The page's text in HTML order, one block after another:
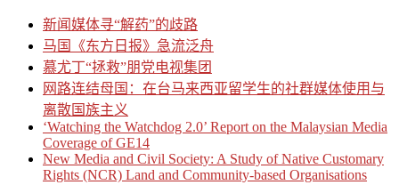
新闻媒体寻“解药”的歧路
马国《东方日报》急流泛舟
慕尤丁“拯救”朋党电视集团
网路连结母国：在台马来西亚留学生的社群媒体使用与
离散国族主义
‘Watching the Watchdog 2.0’ Report on the Malaysian Media
Coverage of GE14
New Media and Civil Society: A Study of Native Customary
Rights (NCR) Land and Community-based Organisations